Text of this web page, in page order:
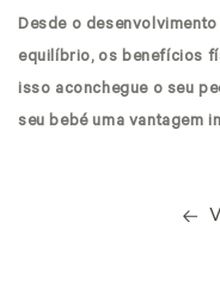
Desde o
equilíbrio, os benefícios
isso aconchegue o seu
seu bebé uma vantagem